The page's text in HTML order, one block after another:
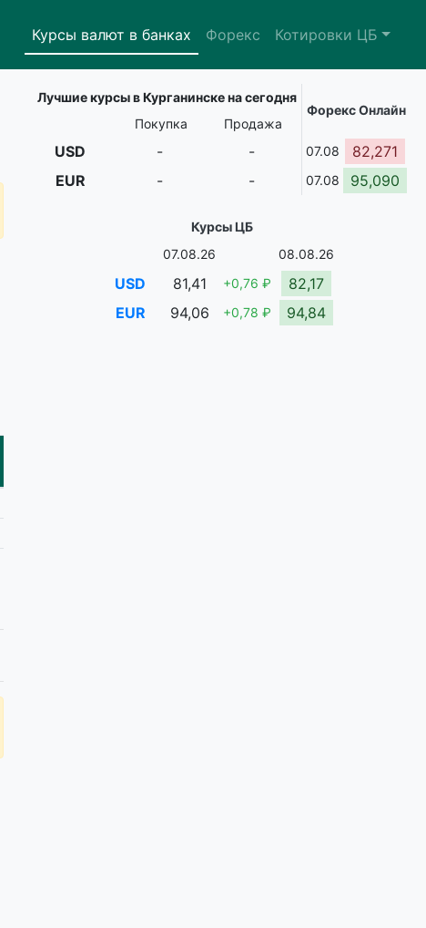
Курсы валют в банках Форекс Котировки ЦБ
Лучшие курсы в Курганинске на сегодня
Форекс Онлайн
Покупка
Продажа
USD - - 07.08
82,271
EUR
- - 07.08 95,090
Курсы ЦБ
07.08.26
08.08.26
USD 81,41 +0,76 ₽
82,17
EUR
94,06 +0,78 ₽ 94,84